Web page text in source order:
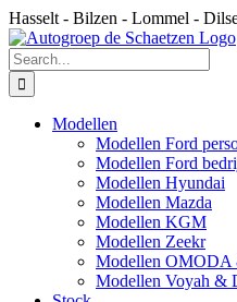
Skip
to
content
Hasselt - Bilzen - Lommel -
Search
for:
Modellen
Modellen Ford
Modellen Ford
Modellen Hyundai
Modellen Mazda
Modellen KGM
Modellen Zeekr
Modellen OMODA
Modellen Voyah &